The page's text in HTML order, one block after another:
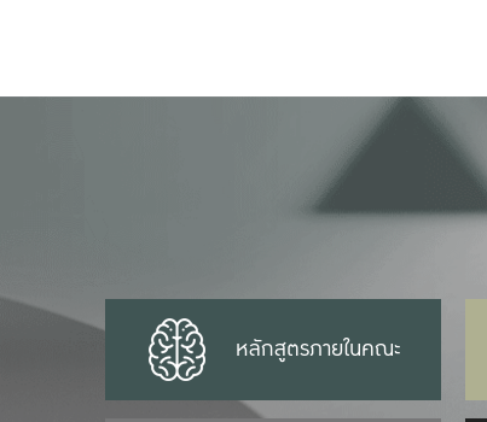
หลักสูตรภายในคณะ